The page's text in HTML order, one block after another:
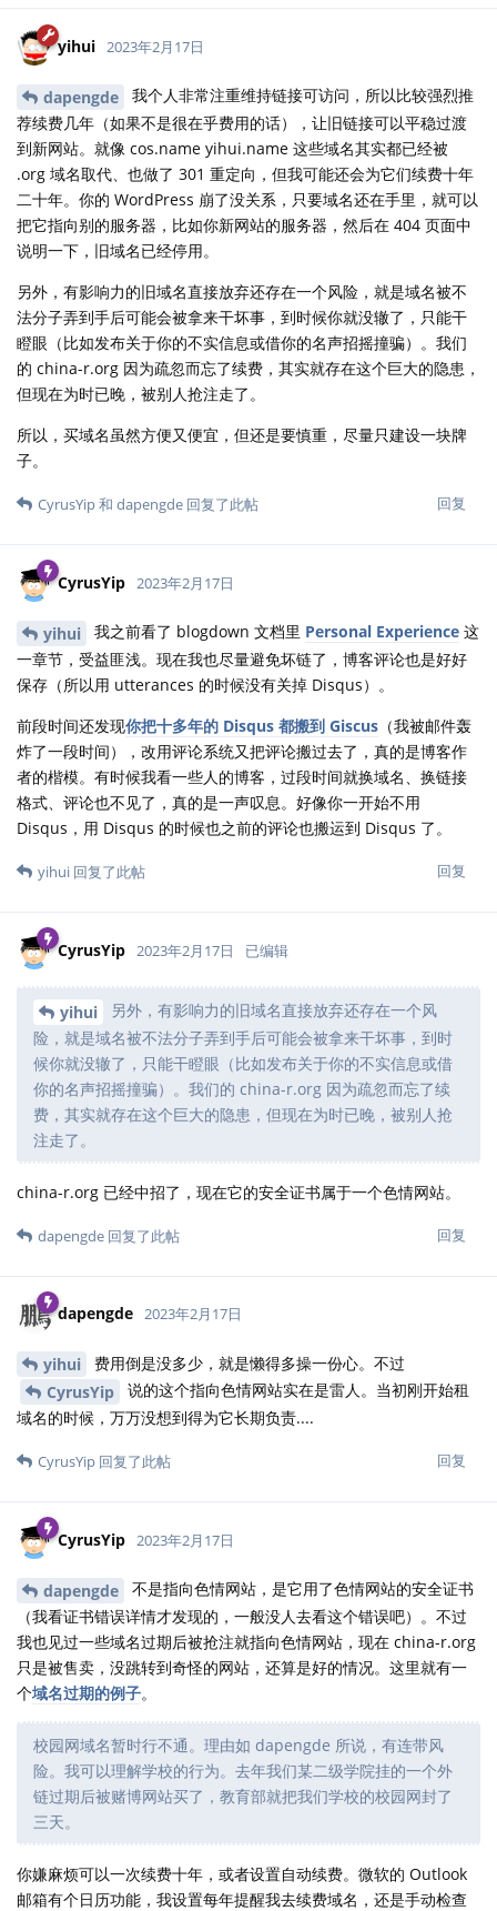
yihui 2023年2月17日
dapengde
我个人非常注重维持链接可访问，所以比较强烈推
荐续费几年（如果不是很在乎费用的话），让旧链接可以平稳过渡
到新网站。就像 cos.name yihui.name 这些域名其实都已经被
.org 域名取代、也做了 301 重定向，但我可能还会为它们续费十年
二十年。你的 WordPress 崩了没关系，只要域名还在手里，就可以
把它指向别的服务器，比如你新网站的服务器，然后在 404 页面中
说明一下，旧域名已经停用。
另外，有影响力的旧域名直接放弃还存在一个风险，就是域名被不
法分子弄到手后可能会被拿来干坏事，到时候你就没辙了，只能干
瞪眼（比如发布关于你的不实信息或借你的名声招摇撞骗）。我们
的 china-r.org 因为疏忽而忘了续费，其实就存在这个巨大的隐患，
但现在为时已晚，被别人抢注走了。
所以，买域名虽然方便又便宜，但还是要慎重，尽量只建设一块牌
子。
回复
CyrusYip和 dapengde 回复了此帖
CyrusYip 2023年2月17日
yihui 我之前看了 blogdown 文档里 Personal Experience 这
一章节，受益匪浅。现在我也尽量避免坏链了，博客评论也是好好
保存（所以用 utterances 的时候没有关掉 Disqus）。
前段时间还发现你把十多年的 Disqus 都搬到 Giscus （我被邮件轰
炸了一段时间），改用评论系统又把评论搬过去了，真的是博客作
者的楷模。有时候我看一些人的博客，过段时间就换域名、换链接
格式、评论也不见了，真的是一声叹息。好像你一开始不用
Disqus，用 Disqus 的时候也之前的评论也搬运到 Disqus 了。
回复
yihui 回复了此帖
CyrusYip 2023年2月17日 已编辑
yihui
另外，有影响力的旧域名直接放弃还存在一个风
险，就是域名被不法分子弄到手后可能会被拿来干坏事，到时
候你就没辙了，只能干瞪眼（比如发布关于你的不实信息或借
你的名声招摇撞骗）。我们的 china-r.org 因为疏忽而忘了续
费，其实就存在这个巨大的隐患，但现在为时已晚，被别人抢
注走了。
china-r.org 已经中招了，现在它的安全证书属于一个色情网站。
回复
dapengde 回复了此帖
dapengde 2023年2月17日
yihui
费用倒是没多少，就是懒得多操一份心。不过
CyrusYip
说的这个指向色情网站实在是雷人。当初刚开始租
域名的时候，万万没想到得为它长期负责....
回复
CyrusYip 回复了此帖
CyrusYip 2023年2月17日
dapengde
不是指向色情网站，是它用了色情网站的安全证书
（我看证书错误详情才发现的，一般没人去看这个错误吧）。不过
我也见过一些域名过期后被抢注就指向色情网站，现在 china-r.org
只是被售卖，没跳转到奇怪的网站，还算是好的情况。这里就有一
个域名过期的例子。
校园网域名暂时行不通。理由如 dapengde 所说，有连带风
险。我可以理解学校的行为。去年我们某二级学院挂的一个外
链过期后被赌博网站买了，教育部就把我们学校的校园网封了
三天。
你嫌麻烦可以一次续费十年，或者设置自动续费。微软的 Outlook
邮箱有个日历功能，我设置每年提醒我去续费域名，还是手动检查